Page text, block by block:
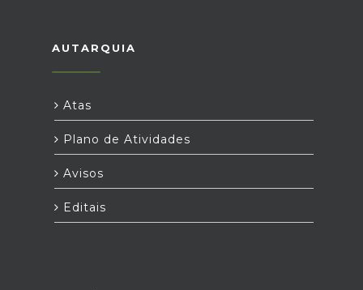
AUTARQUIA
Atas
Plano de Atividades
Avisos
Editais